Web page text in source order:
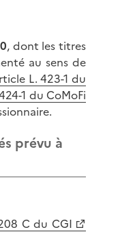
, dont les titres
au sens de
L. 423-1 du
1 du CoMoFi
prévu à
C du CGI